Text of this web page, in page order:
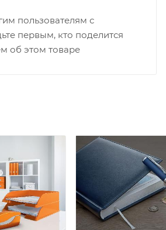
пользователям с
первым, кто поделится
об этом товаре